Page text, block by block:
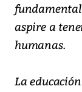
aspire a
humanas.
La